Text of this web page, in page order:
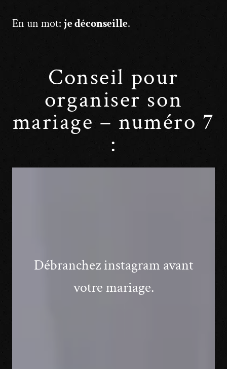
En un mot: je déconseille.
Conseil pour
organiser son
mariage – numéro 7
:
Débranchez instagram avant
votre mariage.